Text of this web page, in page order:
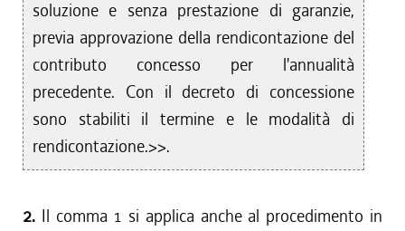
soluzione e senza prestazione di garanzie,
previa approvazione della rendicontazione del
contributo concesso per l'annualità
precedente. Con il decreto di concessione
sono stabiliti il termine e le modalità di
rendicontazione.>>.
2. Il comma 1 si applica anche al procedimento in